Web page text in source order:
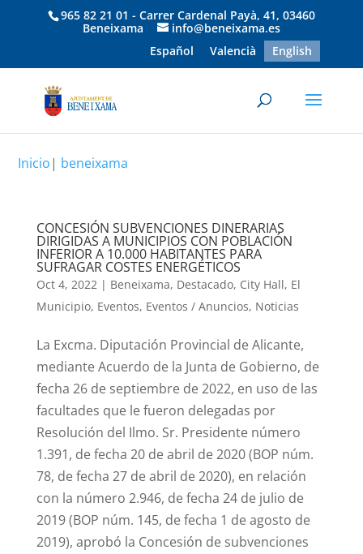
965 82 21 01 - Carrer Cardenal Payà, 41, 03460
Beneixama
info@beneixama.es
Español
Valencià English
Inicio| beneixama
CONCESIÓN SUBVENCIONES DINERARIAS
DIRIGIDAS A MUNICIPIOS CON POBLACIÓN
INFERIOR A 10.000 HABITANTES PARA
SUFRAGAR COSTES ENERGÉTICOS
Oct 4, 2022| Beneixama, Destacado, City Hall, El
Municipio, Eventos, Eventos / Anuncios, Noticias
La Excma. Diputación Provincial de Alicante,
mediante Acuerdo de la Junta de Gobierno, de
fecha 26 de septiembre de 2022, en uso de las
facultades que le fueron delegadas por
Resolución del Ilmo. Sr. Presidente número
1.391, de fecha 20 de abril de 2020 (BOP núm.
78, de fecha 27 de abril de 2020), en relación
con la número 2.946, de fecha 24 de julio de
2019 (BOP núm. 145, de fecha 1 de agosto de
2019), aprobó la Concesión de subvenciones